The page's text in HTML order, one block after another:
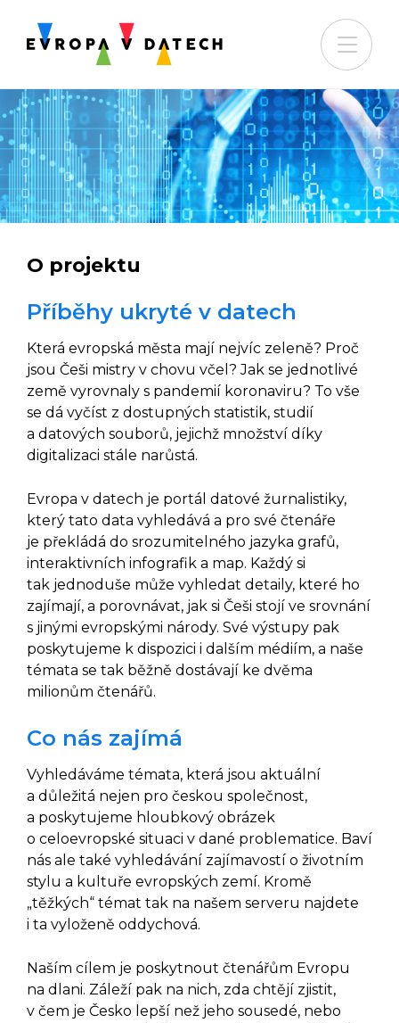
O projektu
Příběhy ukryté v datech
Která evropská města mají nejvíc zeleně? Proč
jsou Češi mistry v chovu včel? Jak se jednotlivé
země vyrovnaly s pandemií koronaviru? To vše
se dá vyčíst z dostupných statistik, studií
a datových souborů, jejichž množství díky
digitalizaci stále narůstá.
Evropa v datech je portál datové žurnalistiky,
který tato data vyhledává a pro své čtenáře
je překládá do srozumitelného jazyka grafů,
interaktivních infografik a map. Každý si
tak jednoduše může vyhledat detaily, které ho
zajímají, a porovnávat, jak si Češi stojí ve srovnání
s jinými evropskými národy. Své výstupy pak
poskytujeme k dispozici i dalším médiím, a naše
témata se tak běžně dostávají ke dvěma
milionům čtenářů.
Co nás zajímá
Vyhledáváme témata, která jsou aktuální
a důležitá nejen pro českou společnost,
a poskytujeme hloubkový obrázek
o celoevropské situaci v dané problematice. Baví
nás ale také vyhledávání zajímavostí o životním
stylu a kultuře evropských zemí. Kromě
„těžkých“ témat tak na našem serveru najdete
i ta vyloženě oddychová.
Naším cílem je poskytnout čtenářům Evropu
na dlani. Záleží pak na nich, zda chtějí zjistit,
v čem je Česko lepší než jeho sousedé, nebo